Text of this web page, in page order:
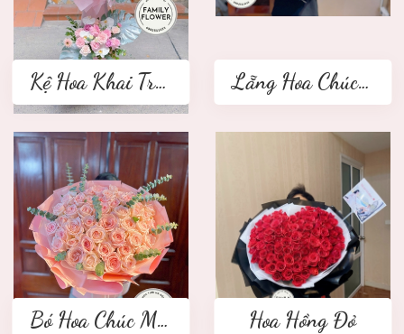
Kệ Hoa Khai Trương 2 tầng Lẵng Hoa Chúc Mừng
Bó Hoa Chúc Mừng Hoa Hồng Đỏ